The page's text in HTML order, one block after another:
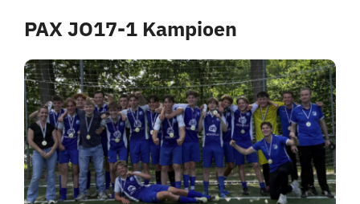
Lidmaatschap
Over PAX
Nieuws
Sponsoren
PAX JO17-1 Kampioen